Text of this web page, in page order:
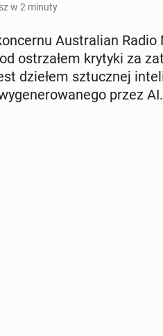
w 2 minuty
Au­stra­lian
ostrza­łem krytyki za
dziełem sztucz­nej
przez AI.